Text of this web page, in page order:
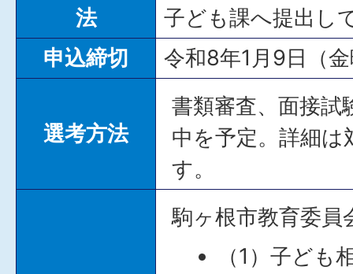
法
子ども課へ提出し
申込締切
令和8年1月9日（
選考方法
書類審査、面接試
中を予定。詳細
す。
駒ヶ根市教育委員
（1）子ども